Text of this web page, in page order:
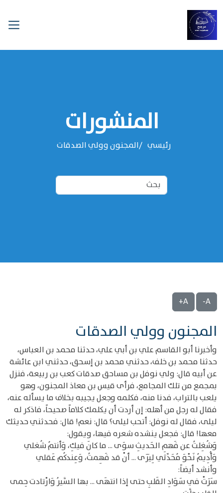
المنشورات
رئيسي المجنون وولي الصدقات
A-
A+
المجنون وولي الصدقات
وأخبرنا أبو القاسم علي بن أبي علي، حدثنا محمد بن العباس،
حدثنا محمد بن خلف، حدثني محمد بن إسحق، حدثني ابن عائشة
عن أبيه قال: ولي نوفل بن مساحق صدقات كعب بن ربيعة، فنزل
بمجمع من تلك المجامع، فرأى قيس بن معاذ المجنون، وهو
يلعب بالتراب، فدنا منه، فكلمه وجعل يجيبه بخلاف ما يسأله عنه،
فقال له رجل من أهله: إن أردت أن يكلمك كلاماً صحيحاً، فاذكر له
ليلى، فقال له نوفل: أتحب ليلى؟ قال: نعم! قال: فحدثني حديثك
معها! قال: فجعل ينشده شعره فيها، ويقول:
وَشُغِلتُ عن فَهمِ الحَديثِ سوَى ... ما كانَ فيكِ، وَأنتمُ شُغلي
وَأُدِيمُ نَحْوَ مُحَدِّثي لِيَرَى ... أنْ قد فَهِمتُ، وَعِندكُم عَقلي
وأنشد أيضاً:
سَرَتْ في سَوَادِ القَلبِ حتى إذا انتهَى ... بها السَّيرُ وَارْتادت حِمى